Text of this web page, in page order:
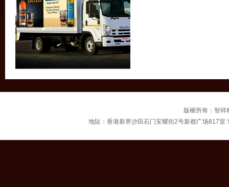
版權所有：智
地阯：香港新界沙田石门安耀街2号新都广场817